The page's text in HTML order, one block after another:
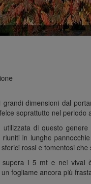
grandi dimensioni dal
soprattutto nel periodo
utilizzata di questo
riuniti in lunghe
rossi e tomentosi
supera i 5 mt e nei vivai
fogliame ancora più